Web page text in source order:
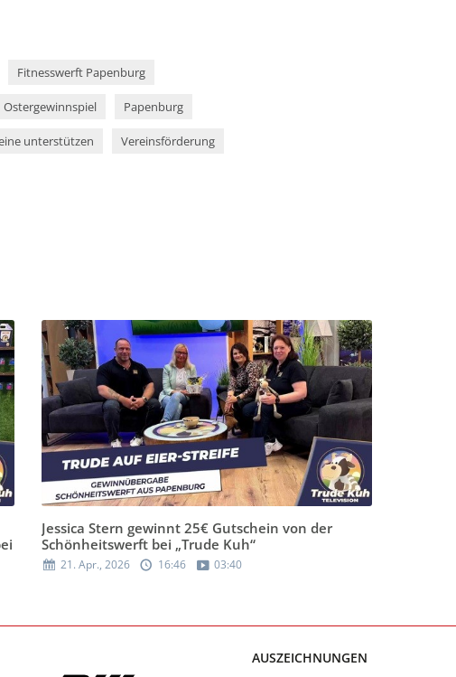
Fitnesswerft Papenburg
Ostergewinnspiel Papenburg
unterstützen Vereinsförderung
Jessica Stern gewinnt 25€ Gutschein von der
Schönheitswerft bei „Trude Kuh“
21. Apr., 2026 16:46 03:40
AUSZEICHNUNGEN